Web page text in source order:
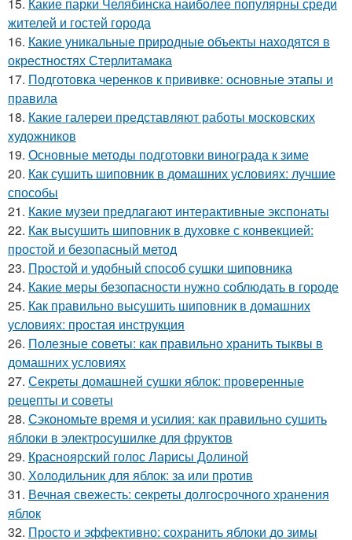
15. Какие парки Челябинска наиболее популярны среди
жителей и гостей города
16. Какие уникальные природные объекты находятся в
окрестностях Стерлитамака
17. Подготовка черенков к прививке: основные этапы и
правила
18. Какие галереи представляют работы московских
художников
19. Основные методы подготовки винограда к зиме
20. Как сушить шиповник в домашних условиях: лучшие
способы
21. Какие музеи предлагают интерактивные экспонаты
22. Как высушить шиповник в духовке с конвекцией:
простой и безопасный метод
23. Простой и удобный способ сушки шиповника
24. Какие меры безопасности нужно соблюдать в городе
25. Как правильно высушить шиповник в домашних
условиях: простая инструкция
26. Полезные советы: как правильно хранить тыквы в
домашних условиях
27. Секреты домашней сушки яблок: проверенные
рецепты и советы
28. Сэкономьте время и усилия: как правильно сушить
яблоки в электросушилке для фруктов
29. Красноярский голос Ларисы Долиной
30. Холодильник для яблок: за или против
31. Вечная свежесть: секреты долгосрочного хранения
яблок
32. Просто и эффективно: сохранить яблоки до зимы